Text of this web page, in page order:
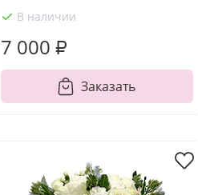
В наличии
7 000 ₽
Заказать